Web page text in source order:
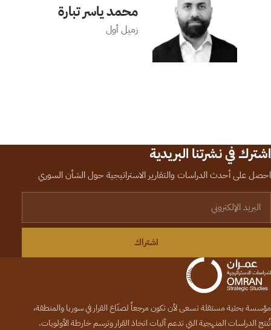
محمد ياسر تبارة
زميل أول
اشترك في نشرتنا البريدية
احصل على أحدث الدراسات والتقارير الاستراتيجية حول الشأن السوري
اشتراك
مؤسسة بحثية مستقلة تسعى لأن تكون مرجعاً لصنّاع القرار في سوريا والمنطقة،
تُنتج الدراسات المنهجية التي تدعم آليات اتخاذ القرار وترسم خارطة الأولويات.